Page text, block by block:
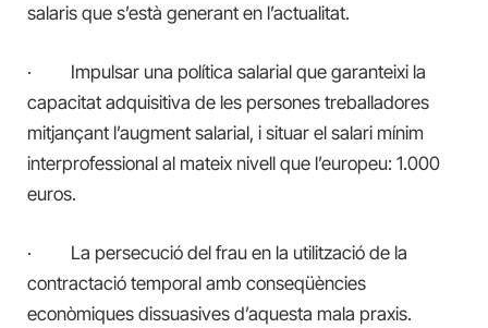
salaris que s’està generant en l’actualitat.
· Impulsar una política salarial que garanteixi la
capacitat adquisitiva de les persones treballadores
mitjançant l’augment salarial, i situar el salari mínim
interprofessional al mateix nivell que l’europeu: 1.000
euros.
· La persecució del frau en la utilització de la
contractació temporal amb conseqüències
econòmiques dissuasives d’aquesta mala praxis.